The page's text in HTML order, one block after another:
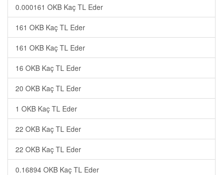
0.000161 OKB Kaç TL Eder
161 OKB Kaç TL Eder
161 OKB Kaç TL Eder
16 OKB Kaç TL Eder
20 OKB Kaç TL Eder
1 OKB Kaç TL Eder
22 OKB Kaç TL Eder
22 OKB Kaç TL Eder
0.16894 OKB Kaç TL Eder